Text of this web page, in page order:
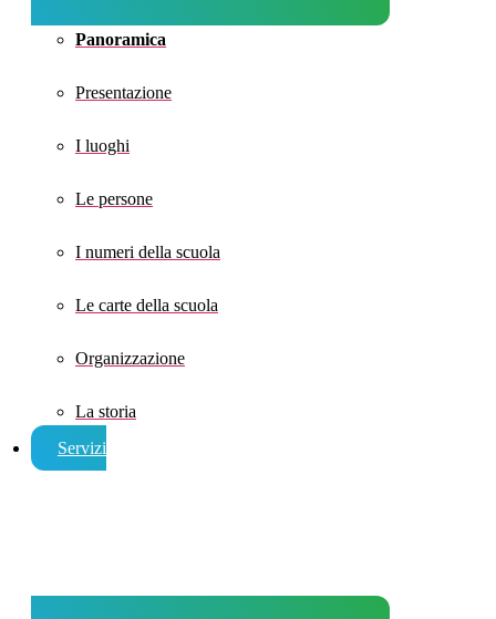
Panoramica
Presentazione
I luoghi
Le persone
I numeri della scuola
Le carte della scuola
Organizzazione
La storia
Servizi